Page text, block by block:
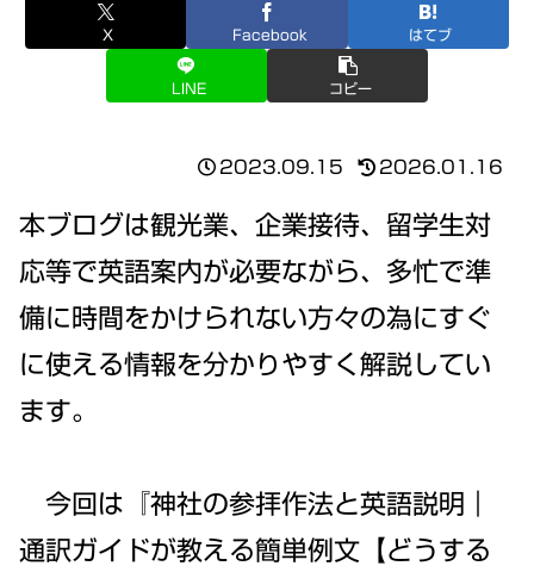
X Facebook はてブ
LINE コピー
2023.09.15 2026.01.16
本ブログは観光業、企業接待、留学生対
応等で英語案内が必要ながら、多忙で準
備に時間をかけられない方々の為にすぐ
に使える情報を分かりやすく解説してい
ます。
今回は『神社の参拝作法と英語説明｜
通訳ガイドが教える簡単例文【どうする